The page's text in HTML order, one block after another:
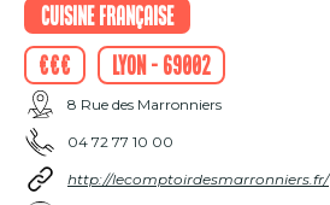
Cuisine française
€€€
Lyon - 69002
8 Rue des Marronniers
04 72 77 10 00
http://lecomptoirdesmarronniers.fr/